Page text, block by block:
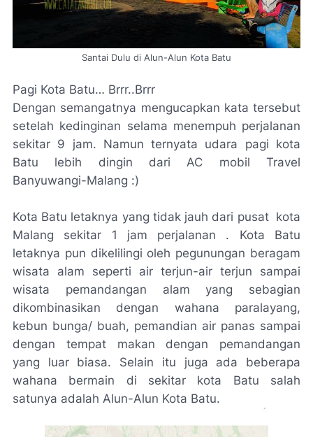
Santai Dulu di Alun-Alun Kota Batu
Pagi Kota Batu… Brrr..Brrr
Dengan semangatnya mengucapkan kata tersebut
setelah kedinginan selama menempuh perjalanan
sekitar 9 jam. Namun ternyata udara pagi kota
Batu lebih dingin dari AC mobil Travel
Banyuwangi-Malang :)
Kota Batu letaknya yang tidak jauh dari pusat kota
Malang sekitar 1 jam perjalanan . Kota Batu
letaknya pun dikelilingi oleh pegunungan beragam
wisata alam seperti air terjun-air terjun sampai
wisata pemandangan alam yang sebagian
dikombinasikan dengan wahana paralayang,
kebun bunga/ buah, pemandian air panas sampai
dengan tempat makan dengan pemandangan
yang luar biasa. Selain itu juga ada beberapa
wahana bermain di sekitar kota Batu salah
satunya adalah Alun-Alun Kota Batu.